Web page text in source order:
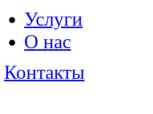
Услуги
О нас
Контакты